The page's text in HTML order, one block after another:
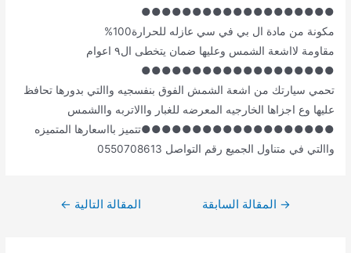
●●●●●●●●●●●●●●●●●●●
مكونة من مادة ال بي في سي عازله للحرارة100%
مقاومة لااشعة الشمس وعليها ضمان يتخطى ال٩ اعوام
●●●●●●●●●●●●●●●●●●●
تحمي سيارتك من اشعة الشمش الفوق بنفسجيه واالتي بدورها تحافظ
عليها وع اجزاها الخارجيه المعرضه للغبار واالاتربه واالشمس
●●●●●●●●●●●●●●●●●●●تتميز بااسعارها المتميزه
واالتي في متناول الجميع رقم التواصل 0550708613
تصفّح→ المقالة السابقة المقالة التالية ←